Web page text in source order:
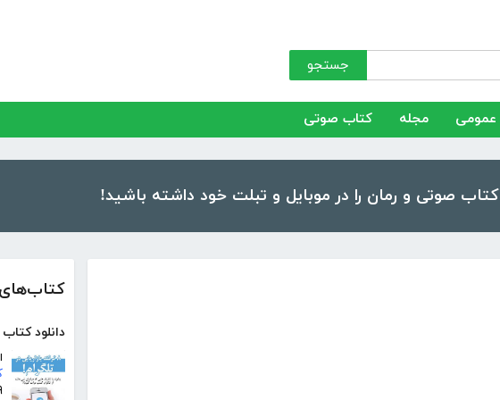
جستجو
عمومی مجله کتاب صوتی
دانلود کتاب 8 ترفند بازاریابی در تلگرام!